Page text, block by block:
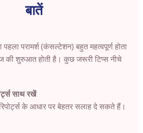
बातें
परामर्श (कंसल्टेशन) बहुत महत्वपूर्ण होता
की शुरुआत होती है। कुछ जरूरी टिप्स नीचे
साथ रखें
के आधार पर बेहतर सलाह दे सकते हैं।